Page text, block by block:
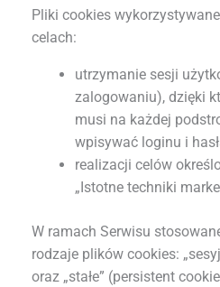
Pliki cookies
celach:
utrzymanie sesji
zalogowaniu), dzięki
musi na każdej
wpisywać loginu i
realizacji celów
„Istotne techniki
W ramach Serwisu
rodzaje plików cookies:
oraz „stałe” (persistent